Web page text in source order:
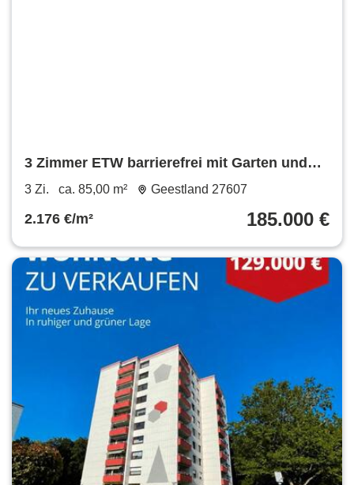
3 Zimmer ETW barrierefrei mit Garten und
Tiefgarage - ohne Makler
3 Zi. ca. 85,00 m² Geestland 27607
2.176 €/m² 185.000 €